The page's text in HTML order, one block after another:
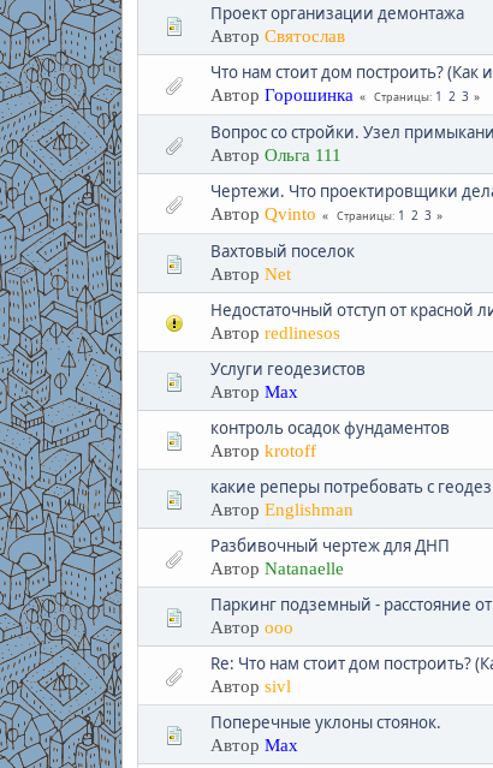
Проект организации демонтажа
Автор Святослав
Что нам стоит дом построить? (Как
Автор Горошинка Страницы 1 2 3
Вопрос со стройки. Узел
Автор Ольга 111
Чертежи. Что проектировщики
Автор Qvinto Страницы 1 2 3
Вахтовый поселок
Автор Net
Недостаточный отступ от красной
Автор redlinesos
Услуги геодезистов
Автор Max
контроль осадок фундаментов
Автор krotoff
какие реперы потребовать с
Автор Englishman
Разбивочный чертеж для ДНП
Автор Natanaelle
Паркинг подземный - расстояние
Автор ооо
Re: Что нам стоит дом построить?
Автор sivl
Поперечные уклоны стоянок.
Автор Max